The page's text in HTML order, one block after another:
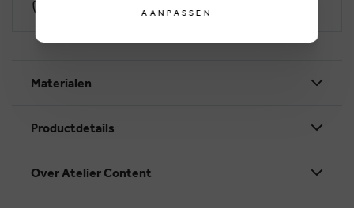
Veilig betalen via Worldline
Materialen
Productdetails
Over Atelier Content
AANPASSEN